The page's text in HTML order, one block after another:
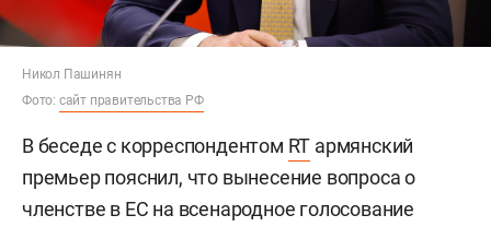
Никол Пашинян
Фото: сайт правительства РФ
В беседе с корреспондентом RT армянский
премьер пояснил, что вынесение вопроса о
членстве в ЕС на всенародное голосование